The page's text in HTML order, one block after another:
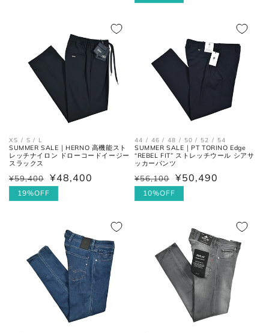
XS / S / L
SUMMER SALE｜HERNO 高機能スト
レッチナイロン ドローコードイージー
スラックス
通
常
¥59,400
セ
ー
¥48,400
19%OFF
44 / 46 / 48 / 50 / 52 / 54
SUMMER SALE｜PT TORINO Edge
“REBEL FIT” ストレッチウール シアサ
ッカーパンツ
通
常
¥56,100
セ
ー
¥50,490
10%OFF